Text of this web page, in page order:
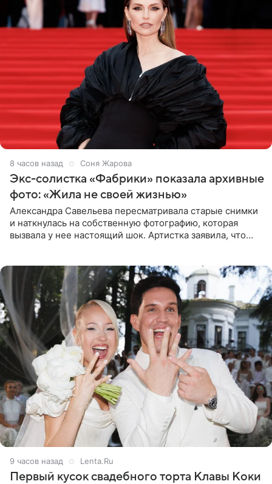
8 часов назад Соня Жарова
Экс-солистка «Фабрики» показала архивные
фото: «Жила не своей жизнью»
Александра Савельева пересматривала старые снимки
и наткнулась на собственную фотографию, которая
вызвала у нее настоящий шок. Артистка заявила, что
9 часов назад Lenta.Ru
Первый кусок свадебного торта Клавы Коки